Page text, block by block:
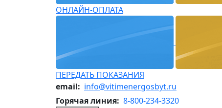
ОНЛАЙН-ОПЛАТА
ПЕРЕДАТЬ ПОКАЗАНИЯ
email: info@vitimenergosbyt.ru
Горячая линия: 8-800-234-3320